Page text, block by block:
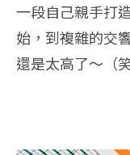
一段自己親手打
始，到複雜的交
還是太高了～（笑